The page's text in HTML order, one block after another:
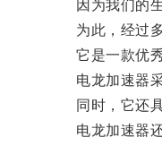
因为我们的生
为此，经过多
它是一款优秀
电龙加速器采
同时，它还具
电龙加速器还